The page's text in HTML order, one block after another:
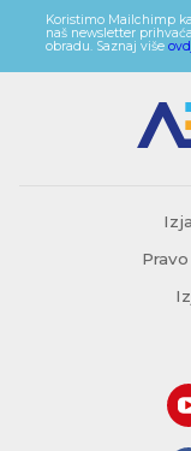
Koristimo Mailchimp
naš newsletter
obradu. Saznaj više